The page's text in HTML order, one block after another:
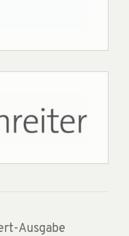
Ausgabe